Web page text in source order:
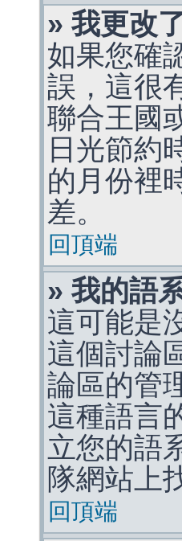
» 我更改
如果您確
誤，這很
聯合王國
日光節約
的月份裡
差。
回頂端
» 我的語
這可能是
這個討論
論區的管
這種語言
立您的語
隊網站上
回頂端